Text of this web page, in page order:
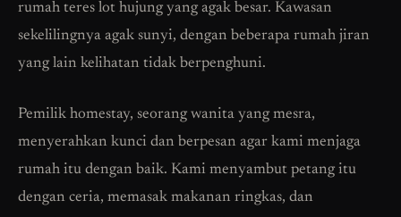
rumah teres lot hujung yang agak besar. Kawasan
sekelilingnya agak sunyi, dengan beberapa rumah jiran
yang lain kelihatan tidak berpenghuni.
Pemilik homestay, seorang wanita yang mesra,
menyerahkan kunci dan berpesan agar kami menjaga
rumah itu dengan baik. Kami menyambut petang itu
dengan ceria, memasak makanan ringkas, dan